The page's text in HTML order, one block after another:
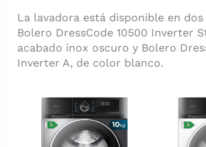
La lavadora está disponible en dos
Bolero DressCode 10500 Inverter
acabado inox oscuro y Bolero
Inverter A, de color blanco.